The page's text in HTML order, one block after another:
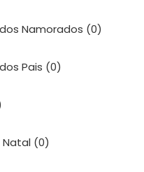
Namorados (0)
Pais (0)
Natal (0)